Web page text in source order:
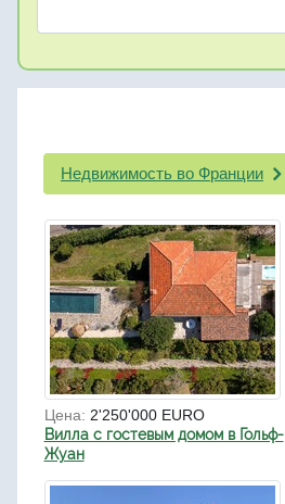
Недвижимость во Франции
Цена: 2'250'000 EURO
Вилла с гостевым домом в Гольф-
Жуан